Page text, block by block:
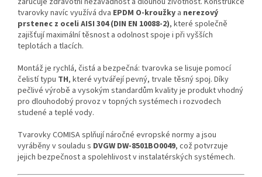
tvarovky navíc využívá dva EPDM O-kroužky a nerezový
prstenec z oceli AISI 304 (DIN EN 10088-2), které společně
zajišťují maximální těsnost a odolnost spoje i při vyšších
teplotách a tlacích.
Montáž je rychlá, čistá a bezpečná: tvarovka se lisuje pomocí
čelistí typu TH, které vytvářejí pevný, trvale těsný spoj. Díky
pečlivé výrobě a vysokým standardům kvality je produkt vhodný
pro dlouhodobý provoz v topných systémech i rozvodech
studené a teplé vody.
Tvarovky COMISA splňují náročné evropské normy a jsou
vyráběny v souladu s DVGW DW-8501BO0049, což potvrzuje
jejich bezpečnost a spolehlivost v instalatérských systémech.